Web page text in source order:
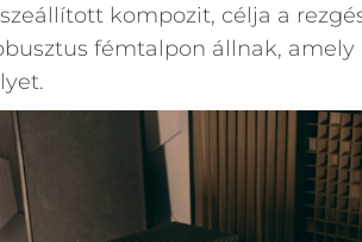
kompozit, célja a
fémtalpon állnak, amely